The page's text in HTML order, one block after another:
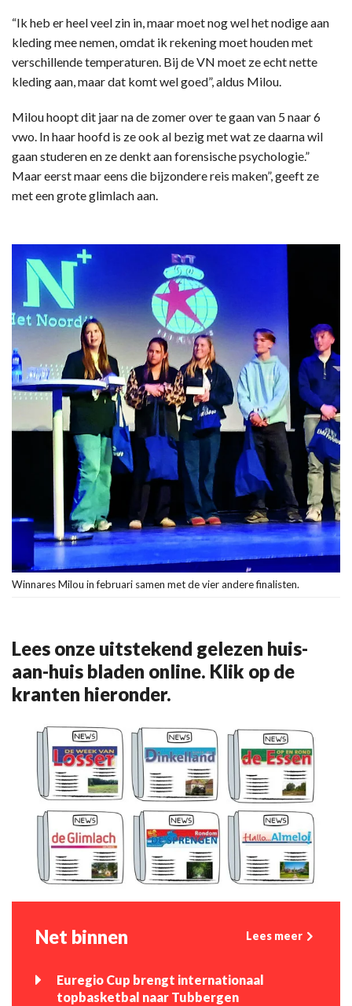
“Ik heb er heel veel zin in, maar moet nog wel het nodige aan
kleding mee nemen, omdat ik rekening moet houden met
verschillende temperaturen. Bij de VN moet ze echt nette
kleding aan, maar dat komt wel goed”, aldus Milou.
Milou hoopt dit jaar na de zomer over te gaan van 5 naar 6
vwo. In haar hoofd is ze ook al bezig met wat ze daarna wil
gaan studeren en ze denkt aan forensische psychologie.”
Maar eerst maar eens die bijzondere reis maken”, geeft ze
met een grote glimlach aan.
Winnares Milou in februari samen met de vier andere finalisten.
Lees onze uitstekend gelezen huis-
aan-huis bladen online. Klik op de
kranten hieronder.
Net binnen Lees meer
Euregio Cup brengt internationaal
topbasketbal naar Tubbergen